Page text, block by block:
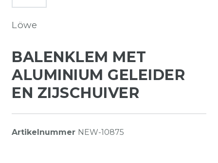
Löwe
BALENKLEM MET
ALUMINIUM GELEIDER
EN ZIJSCHUIVER
Artikelnummer NEW-10875